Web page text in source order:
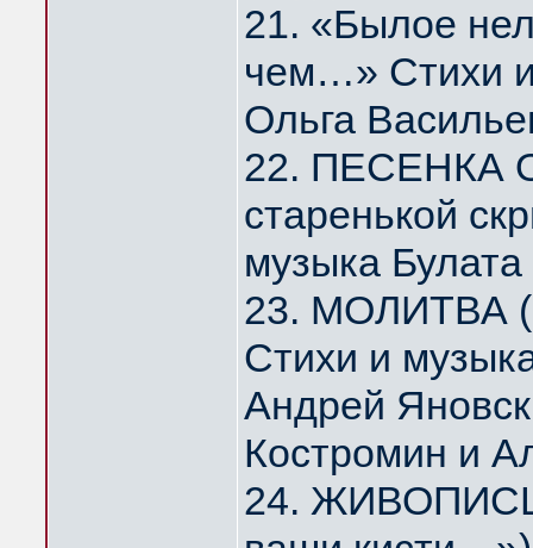
21. «Былое
чем…» Стихи
Ольга
22. ПЕСЕНКА
старенькой
музыка
23. МОЛИТВА
Стихи и
Андрей
Костромин и
24.